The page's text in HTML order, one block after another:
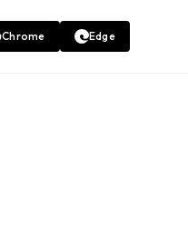
Chrome Edge